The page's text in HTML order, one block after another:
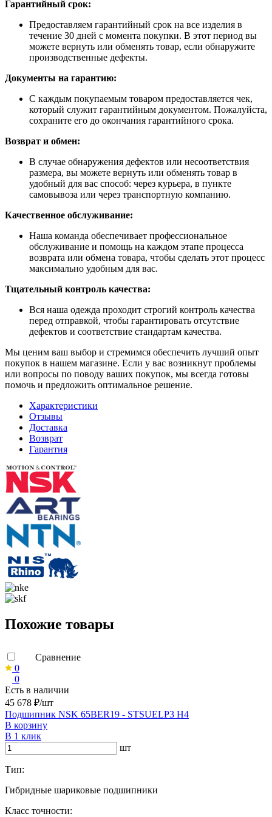
Гарантийный срок:
Предоставляем гарантийный срок на все изделия в
течение 30 дней с момента покупки. В этот период вы
можете вернуть или обменять товар, если обнаружите
производственные дефекты.
Документы на гарантию:
С каждым покупаемым товаром предоставляется чек,
который служит гарантийным документом. Пожалуйста,
сохраните его до окончания гарантийного срока.
Возврат и обмен:
В случае обнаружения дефектов или несоответствия
размера, вы можете вернуть или обменять товар в
удобный для вас способ: через курьера, в пункте
самовывоза или через транспортную компанию.
Качественное обслуживание:
Наша команда обеспечивает профессиональное
обслуживание и помощь на каждом этапе процесса
возврата или обмена товара, чтобы сделать этот процесс
максимально удобным для вас.
Тщательный контроль качества:
Вся наша одежда проходит строгий контроль качества
перед отправкой, чтобы гарантировать отсутствие
дефектов и соответствие стандартам качества.
Мы ценим ваш выбор и стремимся обеспечить лучший опыт
покупок в нашем магазине. Если у вас возникнут проблемы
или вопросы по поводу ваших покупок, мы всегда готовы
помочь и предложить оптимальное решение.
Характеристики
Отзывы
Доставка
Возврат
Гарантия
Похожие товары
Сравнение
0
0
Есть в наличии
45 678 ₽/шт
Подшипник NSK 65BER19 - STSUELP3 H4
В корзину
В 1 клик
шт
Тип:
Гибридные шариковые подшипники
Класс точности: